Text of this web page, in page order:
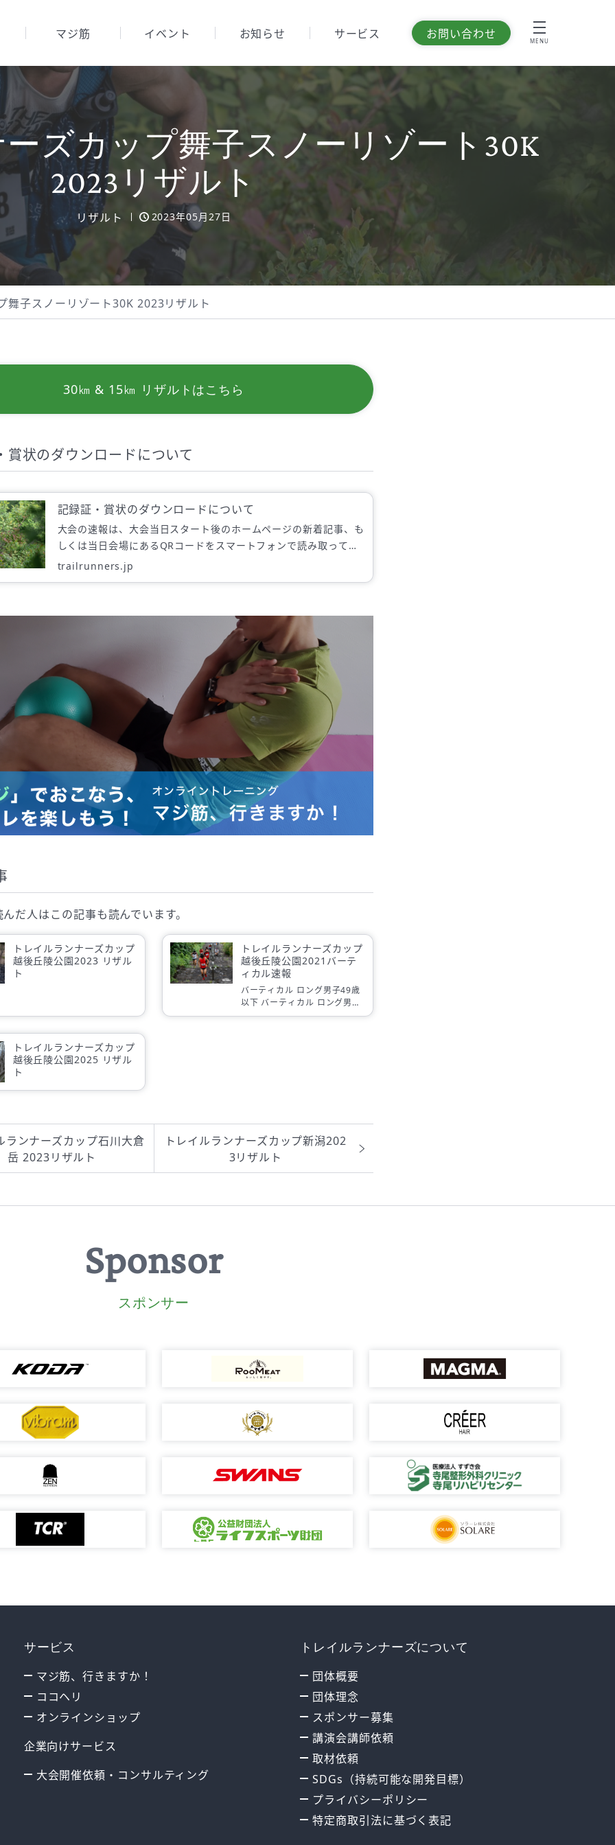
マジ筋 イベント お知らせ サービス お問い合わせ MENU
ズカップ舞子スノーリゾート30K
2023リザルト
リザルト 2023年05月27日
舞子スノーリゾート30K 2023リザルト
30㎞ & 15㎞ リザルトはこちら
賞状のダウンロードについて
記録証・賞状のダウンロードについて
大会の速報は、大会当日スタート後のホームページの新着記事、も
しくは当日会場にあるQRコードをスマートフォンで読み取ってい
ただくとご覧いただけます。
trailrunners.jp
だ人はこの記事も読んでいます。
トレイルランナーズカップ
越後丘陵公園2023 リザル
ト
トレイルランナーズカップ
越後丘陵公園2021バーテ
ィカル速報
バーティカル ロング男子49歳
以下 バーティカル ロング男子
50歳以上 バーティカル ロング
トレイルランナーズカップ
越後丘陵公園2025 リザル
ト
ランナーズカップ石川大倉
岳 2023リザルト
トレイルランナーズカップ新潟202
3リザルト
Sponsor
スポンサー
サービス
マジ筋、行きますか！
ココヘリ
オンラインショップ
企業向けサービス
大会開催依頼・コンサルティング
トレイルランナーズについて
団体概要
団体理念
スポンサー募集
講演会講師依頼
取材依頼
SDGs（持続可能な開発目標）
プライバシーポリシー
特定商取引法に基づく表記